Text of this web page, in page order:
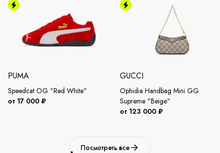
PUMA
Speedcat OG "Red White"
от 17 000 ₽
GUCCI
Ophidia Handbag Mini GG
Supreme "Beige"
от 123 000 ₽
Посмотреть все